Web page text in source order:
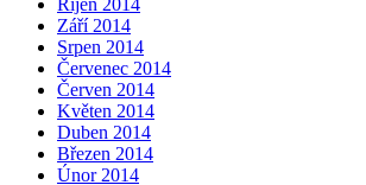
Září 2014
Srpen 2014
Červenec 2014
Červen 2014
Květen 2014
Duben 2014
Březen 2014
Únor 2014